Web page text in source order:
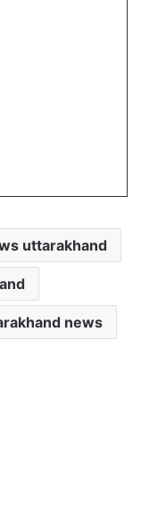
uttarakhand
news